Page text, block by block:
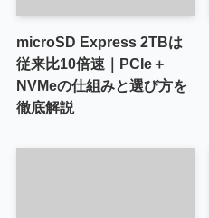
microSD Express 2TBは
従来比10倍速｜PCIe＋
NVMeの仕組みと選び方を
徹底解説